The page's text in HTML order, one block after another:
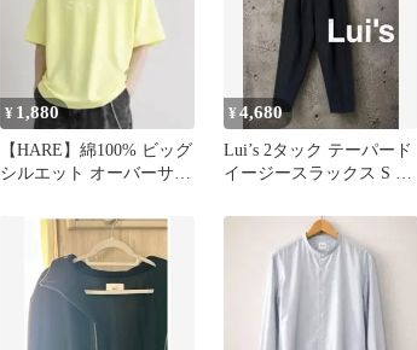
¥ 1,880
【HARE】綿100% ビッグ
シルエット オーバーサイ
¥4,680
Lui’s 2タック テーパード
イージースラックス S ブ